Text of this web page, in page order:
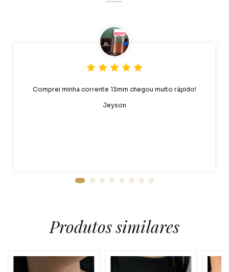
Comprei minha corrente 13mm chegou muito rápido!
Jeyson
Produtos similares